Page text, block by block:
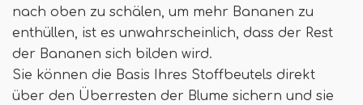
nach oben zu schälen, um mehr Bananen zu
enthüllen, ist es unwahrscheinlich, dass der Rest
der Bananen sich bilden wird.
Sie können die Basis Ihres Stoffbeutels direkt
über den Überresten der Blume sichern und sie